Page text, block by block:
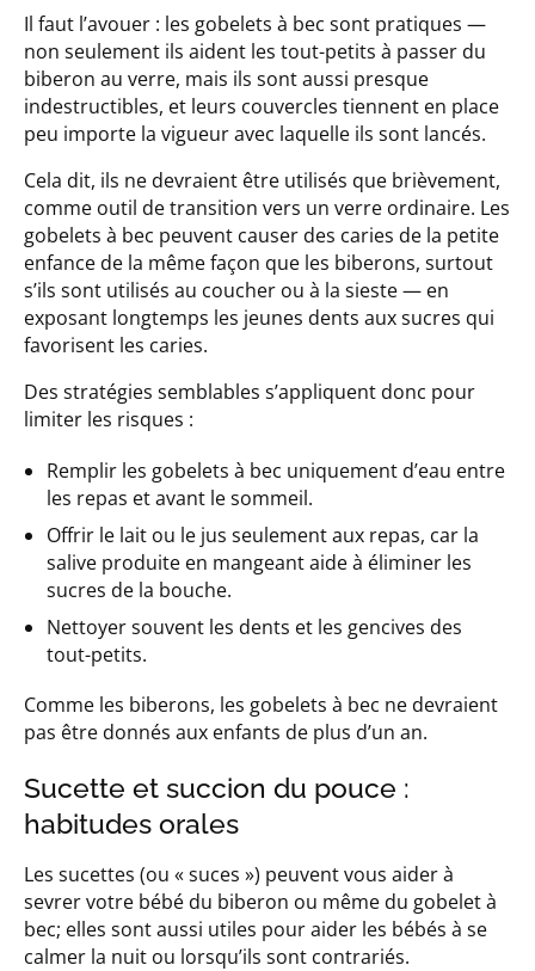
Il faut l’avouer : les gobelets à bec sont pratiques —
non seulement ils aident les tout-petits à passer du
biberon au verre, mais ils sont aussi presque
indestructibles, et leurs couvercles tiennent en place
peu importe la vigueur avec laquelle ils sont lancés.
Cela dit, ils ne devraient être utilisés que brièvement,
comme outil de transition vers un verre ordinaire. Les
gobelets à bec peuvent causer des caries de la petite
enfance de la même façon que les biberons, surtout
s’ils sont utilisés au coucher ou à la sieste — en
exposant longtemps les jeunes dents aux sucres qui
favorisent les caries.
Des stratégies semblables s’appliquent donc pour
limiter les risques :
Remplir les gobelets à bec uniquement d’eau entre
les repas et avant le sommeil.
Offrir le lait ou le jus seulement aux repas, car la
salive produite en mangeant aide à éliminer les
sucres de la bouche.
Nettoyer souvent les dents et les gencives des
tout-petits.
Comme les biberons, les gobelets à bec ne devraient
pas être donnés aux enfants de plus d’un an.
Sucette et succion du pouce :
habitudes orales
Les sucettes (ou « suces ») peuvent vous aider à
sevrer votre bébé du biberon ou même du gobelet à
bec; elles sont aussi utiles pour aider les bébés à se
calmer la nuit ou lorsqu’ils sont contrariés.